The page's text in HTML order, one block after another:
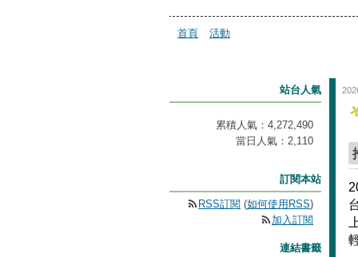
首頁 活動
站台人氣
累積人氣： 4,272,490
當日人氣： 2,110
訂閱本站
RSS訂閱 (如何使用RSS)
加入訂閱
連結書籤